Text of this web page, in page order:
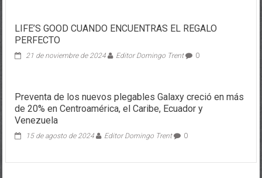
LIFE’S GOOD CUANDO ENCUENTRAS EL REGALO
PERFECTO
21 de noviembre de 2024 Editor Domingo Trent 0
Preventa de los nuevos plegables Galaxy creció en más
de 20% en Centroamérica, el Caribe, Ecuador y
Venezuela
15 de agosto de 2024 Editor Domingo Trent 0